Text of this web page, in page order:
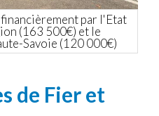
par l'Etat
(163 500€) et le
Savoie (120 000€)
de Fier et